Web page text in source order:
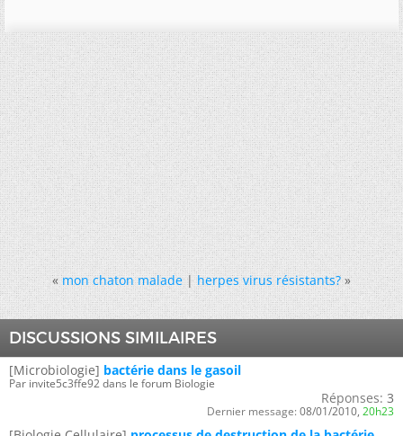
« mon chaton malade|herpes virus résistants? »
DISCUSSIONS SIMILAIRES
[Microbiologie] bactérie dans le gasoil
Par invite5c3ffe92 dans le forum Biologie
Réponses: 3
Dernier message: 08/01/2010, 20h23